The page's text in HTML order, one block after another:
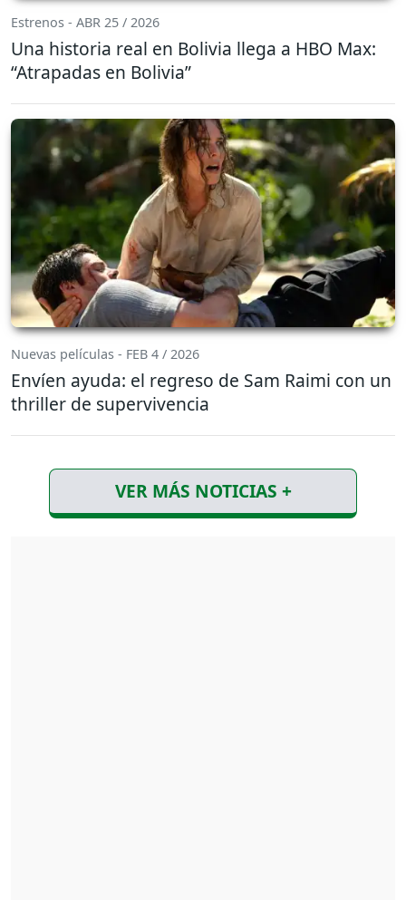
Estrenos - ABR 25 / 2026
Una historia real en Bolivia llega a HBO Max:
“Atrapadas en Bolivia”
Nuevas películas - FEB 4 / 2026
Envíen ayuda: el regreso de Sam Raimi con un
thriller de supervivencia
VER MÁS NOTICIAS +